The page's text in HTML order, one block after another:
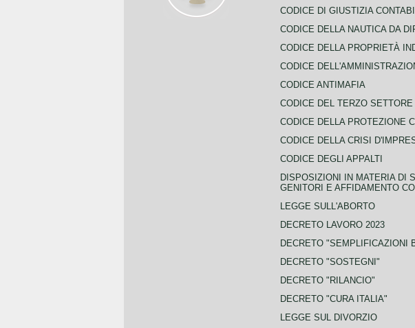
CODICE DI GIUSTIZIA
CODICE DELLA NAUTICA DA
CODICE DELLA PROPRIETÀ
CODICE
CODICE ANTIMAFIA
CODICE DEL TERZO SETTORE
CODICE DELLA PROTEZIONE
CODICE DELLA CRISI
CODICE DEGLI APPALTI
DISPOSIZIONI IN MATERIA DI
GENITORI E AFFIDAMENTO
LEGGE SULL'ABORTO
DECRETO LAVORO 2023
DECRETO "SEMPLIFICAZIONI
DECRETO "SOSTEGNI"
DECRETO "RILANCIO"
DECRETO "CURA ITALIA"
LEGGE SUL DIVORZIO